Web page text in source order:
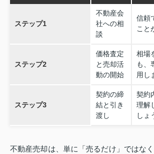
ステップ1
不動産会
社への相
談
信頼
こと
ステップ2
価格査定
と売却活
動の開始
相場
も、
用し
ステップ3
契約の締
結と引き
渡し
契約
理解
しょ
不動産売却は、単に「売るだけ」ではな